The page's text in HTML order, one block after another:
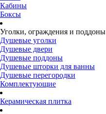
Кабины
Боксы
Уголки, ограждения и поддоны
Душевые уголки
Душевые двери
Душевые поддоны
Душевые шторки для ванны
Душевые перегородки
Комплектующие
Керамическая плитка